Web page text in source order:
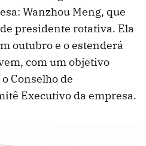
Wanzhou Meng, que
presidente rotativa. Ela
outubro e o estenderá
com um objetivo
Conselho de
Executivo da empresa.